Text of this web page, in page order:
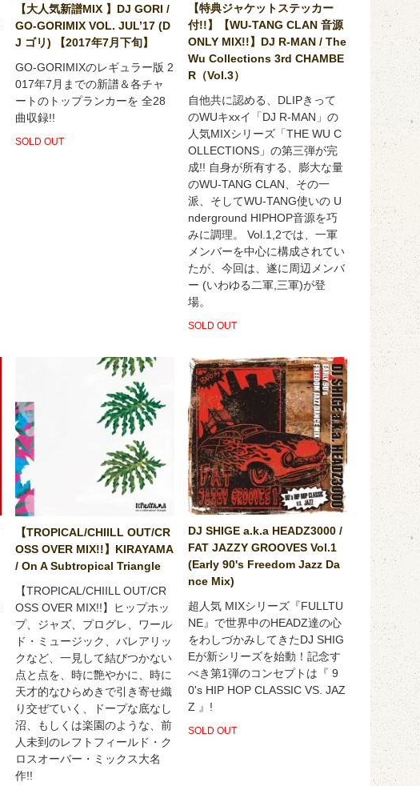
【大人気新譜MIX 】DJ GORI /
GO-GORIMIX VOL. JUL’17 (D
J ゴリ) 【2017年7月下旬】
GO-GORIMIXのレギュラー版 2
017年7月までの新譜＆各チャ
ートのトップランカーを 全28
曲収録!!
SOLD OUT
【特典ジャケットステッカー
付!!】【WU-TANG CLAN 音源
ONLY MIX!!】DJ R-MAN / The
Wu Collections 3rd CHAMBE
R（Vol.3）
自他共に認める、DLIPきって
のWUキxxイ「DJ R-MAN」の
人気MIXシリーズ「THE WU C
OLLECTIONS」の第三弾が完
成!! 自身が所有する、膨大な量
のWU-TANG CLAN、その一
派、そしてWU-TANG使いの U
nderground HIPHOP音源を巧
みに調理。 Vol.1,2では、一軍
メンバーを中心に構成されてい
たが、今回は、遂に周辺メンバ
ー (いわゆる二軍,三軍)が登
場。
SOLD OUT
【TROPICAL/CHIILL OUT/CR
OSS OVER MIX!!】KIRAYAMA
/ On A Subtropical Triangle
【TROPICAL/CHIILL OUT/CR
OSS OVER MIX!!】ヒップホッ
プ、ジャズ、プログレ、ワール
ド・ミュージック、バレアリッ
クなど、一見して結びつかない
点と点を、時に艶やかに、時に
天才的なひらめきで引き寄せ織
り交ぜていく、ドープな底なし
沼、もしくは楽園のような、前
人未到のレフトフィールド・ク
ロスオーバー・ミックス大名
作!!
DJ SHIGE a.k.a HEADZ3000 /
FAT JAZZY GROOVES Vol.1
(Early 90's Freedom Jazz Da
nce Mix)
超人気 MIXシリーズ『FULLTU
NE』で世界中のHEADZ達の心
をわしづかみしてきたDJ SHIG
Eが新シリーズを始動！記念す
べき第1弾のコンセプトは『 9
0's HIP HOP CLASSIC VS. JAZ
Z 』!
SOLD OUT